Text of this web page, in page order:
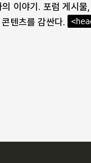
이야기. 포럼 게시
텐츠를 감싼다.